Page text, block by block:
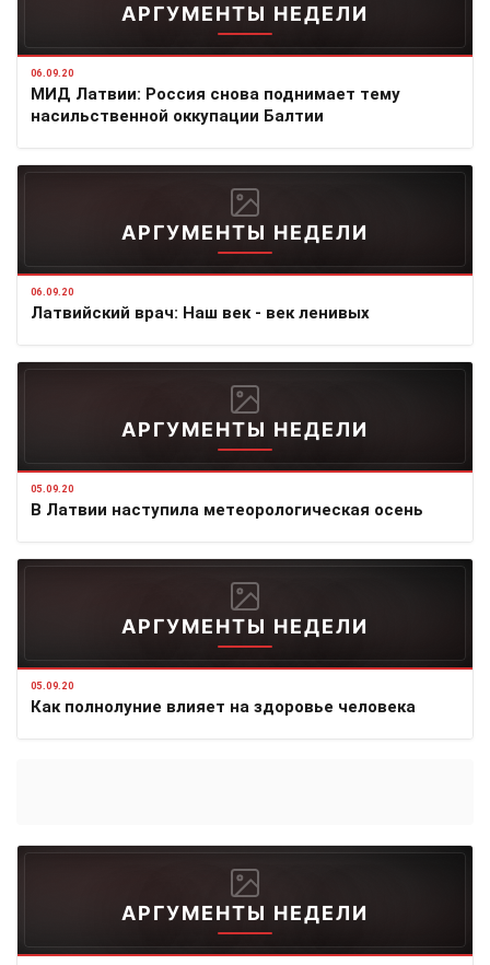
АРГУМЕНТЫ НЕДЕЛИ
06.09.20
МИД Латвии: Россия снова поднимает тему
насильственной оккупации Балтии
АРГУМЕНТЫ НЕДЕЛИ
06.09.20
Латвийский врач: Наш век - век ленивых
АРГУМЕНТЫ НЕДЕЛИ
05.09.20
В Латвии наступила метеорологическая осень
АРГУМЕНТЫ НЕДЕЛИ
05.09.20
Как полнолуние влияет на здоровье человека
АРГУМЕНТЫ НЕДЕЛИ